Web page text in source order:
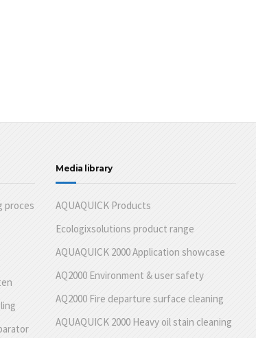
proces
Media library
AQUAQUICK Products
Ecologixsolutions product range
AQUAQUICK 2000 Application showcase
AQ2000 Environment & user safety
AQ2000 Fire departure surface cleaning
AQUAQUICK 2000 Heavy oil stain cleaning